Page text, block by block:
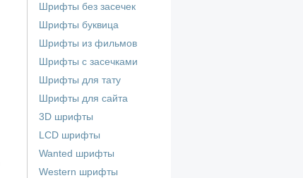
Шрифты без засечек
Шрифты буквица
Шрифты из фильмов
Шрифты с засечками
Шрифты для тату
Шрифты для сайта
3D шрифты
LCD шрифты
Wanted шрифты
Western шрифты